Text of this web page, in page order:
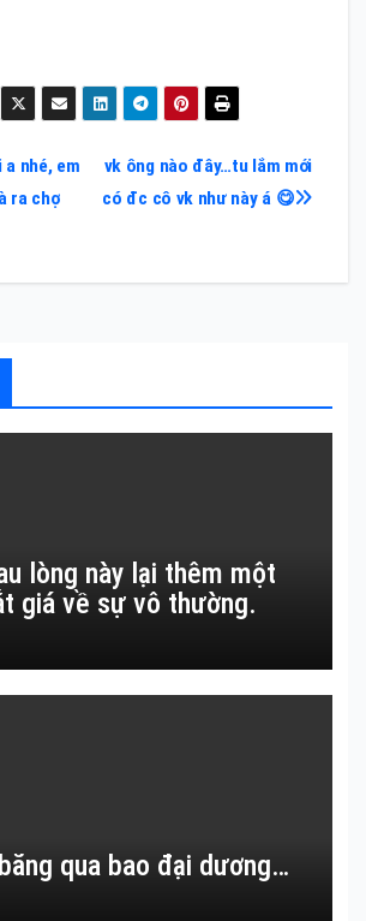
vk ông nào đây…tu lắm mới
có đc cô vk như này á 😋
nhé, em
ra chợ
lòng này lại thêm một
giá về sự vô thường.
qua bao đại dương…